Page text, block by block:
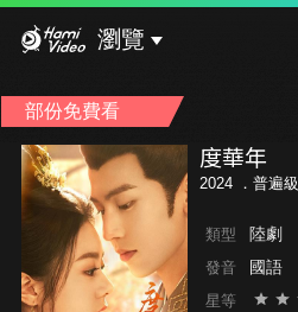
瀏覽
部份免費看
度華年
2024 ． 普遍級
類型 陸劇
發音 國語
星等